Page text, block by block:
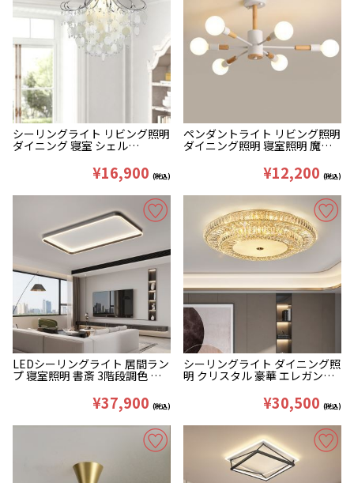
シーリングライト リビング照明
ダイニング 寝室 シェル
¥16,900 (税込)
ペンダントライト リビング照明
ダイニング照明 寝室照明 魔豆
¥12,200 (税込)
LEDシーリングライト 居間ラン
プ 寝室照明 書斎 3階段調色 調
¥37,900 (税込)
シーリングライト ダイニング照
明 クリスタル 豪華 エレガント
¥30,500 (税込)